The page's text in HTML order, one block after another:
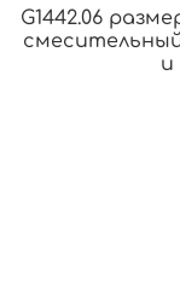
G1442.06
и